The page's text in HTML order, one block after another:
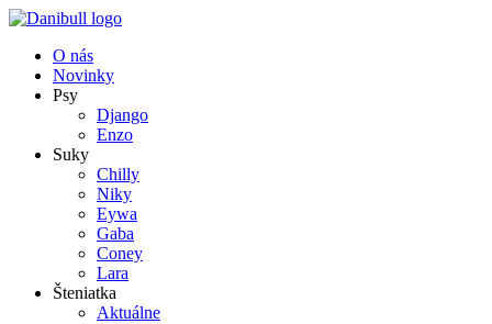
O nás
Novinky
Psy
Django
Enzo
Suky
Chilly
Niky
Eywa
Gaba
Coney
Lara
Šteniatka
Aktuálne